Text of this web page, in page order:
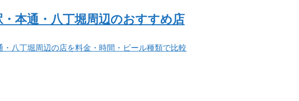
本通・八丁堀周辺のおすすめ店
八丁堀周辺の店を料金・時間・ビール種類で比較